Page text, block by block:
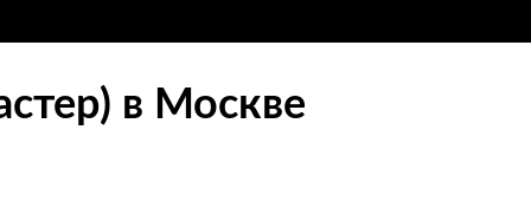
в Москве